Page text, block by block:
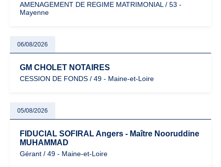
AMENAGEMENT DE REGIME MATRIMONIAL / 53 -
Mayenne
06/08/2026
GM CHOLET NOTAIRES
CESSION DE FONDS / 49 - Maine-et-Loire
05/08/2026
FIDUCIAL SOFIRAL Angers - Maître Nooruddine
MUHAMMAD
Gérant / 49 - Maine-et-Loire